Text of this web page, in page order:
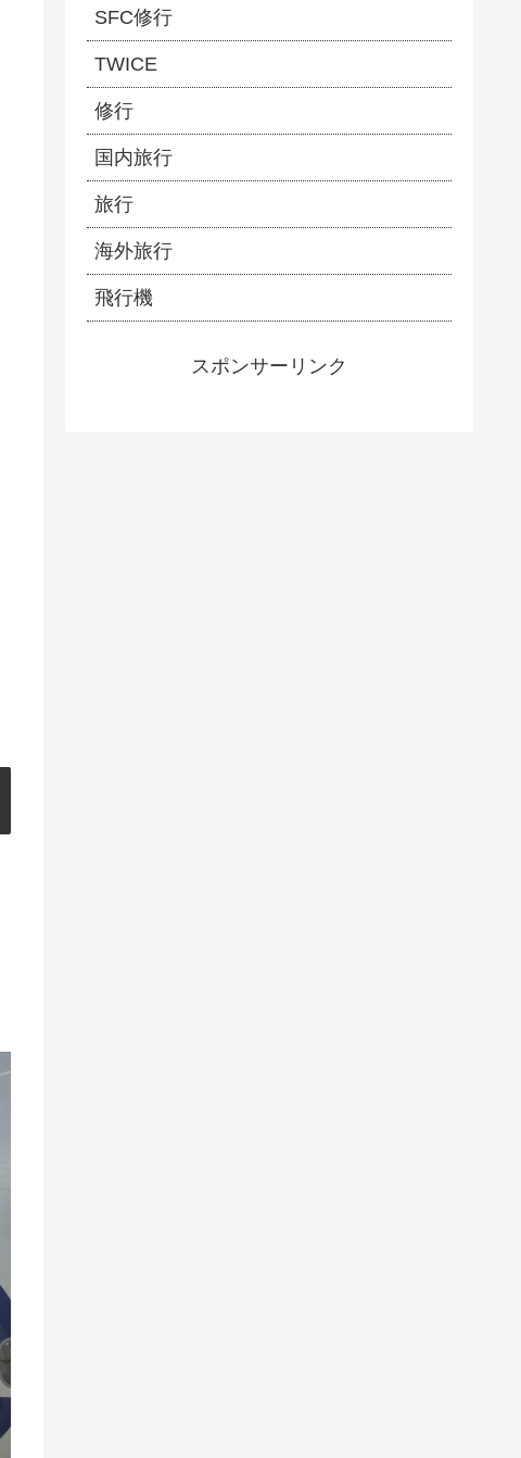
SFC修行
TWICE
修行
国内旅行
旅行
海外旅行
飛行機
スポンサーリンク